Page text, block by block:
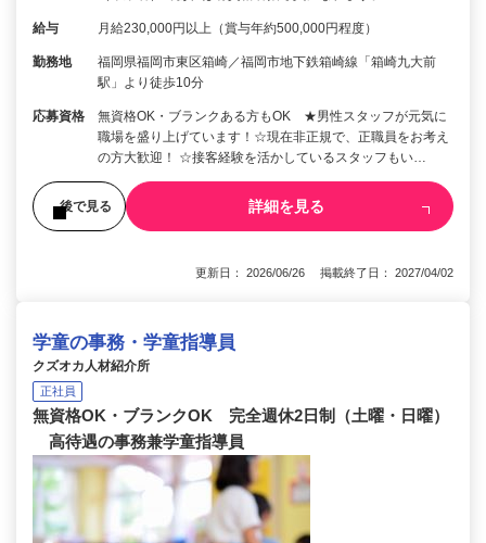
給与 月給230,000円以上（賞与年約500,000円程度）
勤務地
福岡県福岡市東区箱崎／福岡市地下鉄箱崎線「箱崎九大前
駅」より徒歩10分
応募資格
無資格OK・ブランクある方もOK ★男性スタッフが元気に
職場を盛り上げています！☆現在非正規で、正職員をお考え
の方大歓迎！ ☆接客経験を活かしているスタッフもい…
後で見る 詳細を見る
更新日： 2026/06/26 掲載終了日： 2027/04/02
学童の事務・学童指導員
クズオカ人材紹介所
正社員
無資格OK・ブランクOK 完全週休2日制（土曜・日曜）
高待遇の事務兼学童指導員